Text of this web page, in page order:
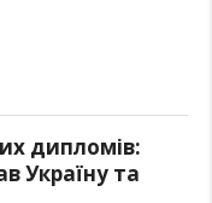
дипломів:
Україну та